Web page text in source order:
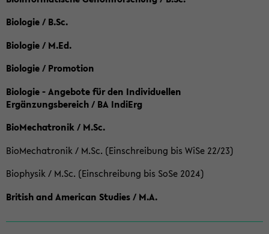
Biologie / B.Sc.
Biologie / M.Ed.
Biologie / Promotion
Biologie - Angebote für den Individuellen
Ergänzungsbereich / BA IndiErg
BioMechatronik / M.Sc.
BioMechatronik / M.Sc. (Einschreibung bis WiSe 22/23)
Biophysik / M.Sc. (Einschreibung bis SoSe 2024)
British and American Studies / M.A.